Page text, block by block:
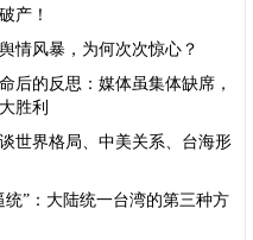
产！
情风暴，为何次次惊心？
后的反思：媒体虽集体缺席，
胜利
世界格局、中美关系、台海形
统”：大陆统一台湾的第三种方